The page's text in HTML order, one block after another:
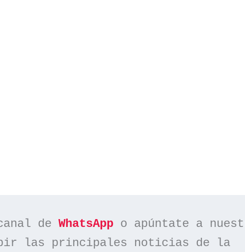
de WhatsApp
las principales noticias de la